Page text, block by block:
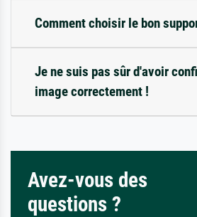
Comment choisir le bon
Je ne suis pas sûr d'avoir
image correctement !
Avez-vous des
questions ?